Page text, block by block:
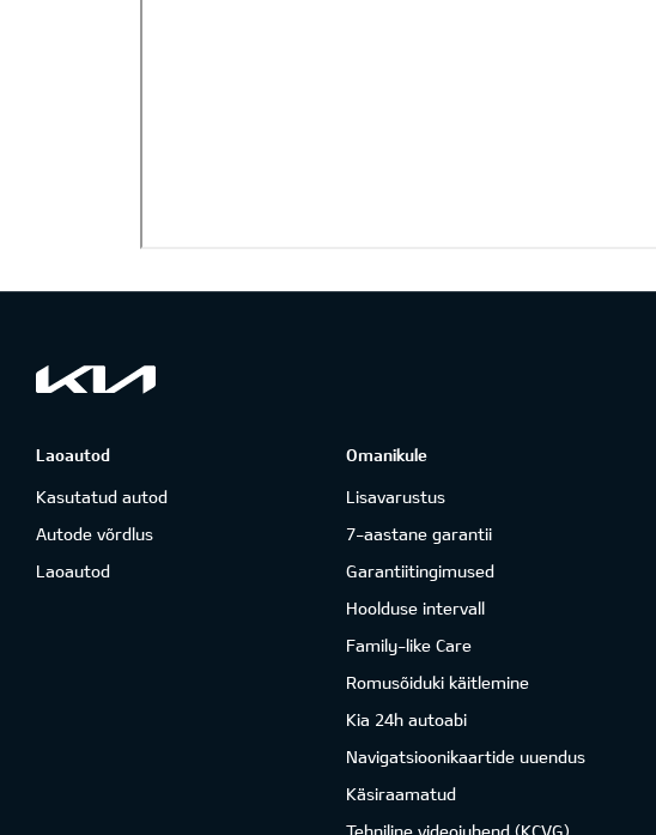
Laoautod
Kasutatud autod
Autode võrdlus
Laoautod
Omanikule
Lisavarustus
7-aastane garantii
Garantiitingimused
Hoolduse intervall
Family-like Care
Romusõiduki käitlemine
Kia 24h autoabi
Navigatsioonikaartide uuendus
Käsiraamatud
Tehniline videojuhend (KCVG)